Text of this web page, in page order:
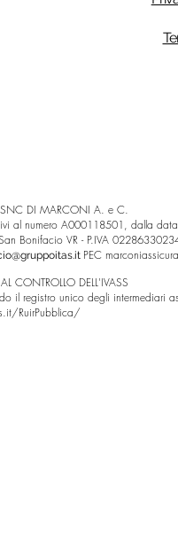
DI MARCONI A. e C.
al numero A000118501, dalla
Bonifacio VR - P.IVA
PEC
CONTROLLO DELL'IVASS
registro unico degli intermediari
RuirPubblica/